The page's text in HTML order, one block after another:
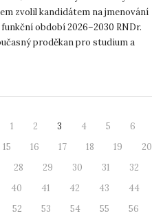
zvolil kandidátem na jmenování
období 2026–2030 RNDr.
proděkan pro studium a
1 2 3 4 5 6
15
16 17 18 19 20
28
29 30 31 32
40
41 42 43 44
52
53 54 55 56